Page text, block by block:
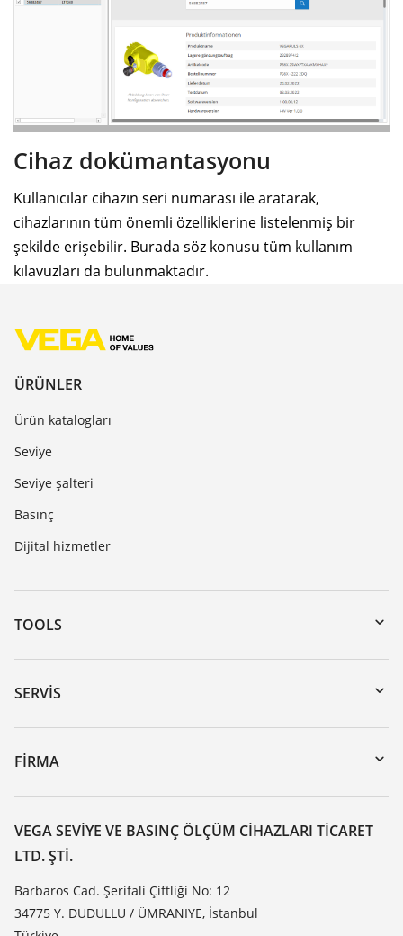
Cihaz dokümantasyonu
Kullanıcılar cihazın seri numarası ile aratarak,
cihazlarının tüm önemli özelliklerine listelenmiş bir
şekilde erişebilir. Burada söz konusu tüm kullanım
kılavuzları da bulunmaktadır.
ÜRÜNLER
Ürün katalogları
Seviye
Seviye şalteri
Basınç
Dijital hizmetler
TOOLS
Download’lar
Seri numarası girerek cihaz arama
DTM Collection/PACTware
SERVIS
Cihazının geri gönderimi
Seminerler
Dirençlilik listesi
Dielektrisite listesi
TeamViewer
FIRMA
VEGA hakkında
Iletisim
Haber makaleleri
Basin
Blog
VEGA SEVIYE VE BASINÇ ÖLÇÜM CIHAZLARI TICARET
LTD. ŞTI.
Barbaros Cad. Şerifali Çiftliği No: 12
34775 Y. DUDULLU / ÜMRANIYE, İstanbul